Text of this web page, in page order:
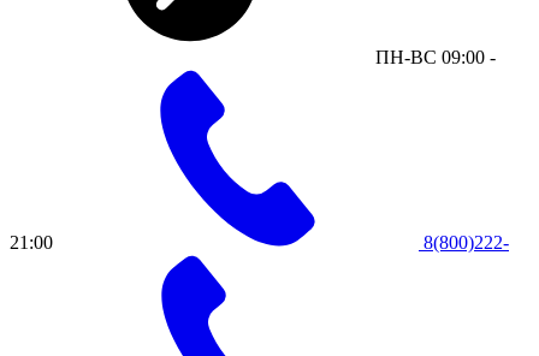
ПН-ВС 09:00 -
21:00 8(800)222-